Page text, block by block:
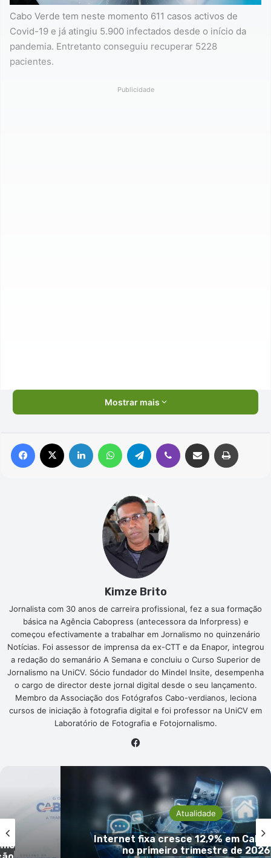
Cabo Verde tem neste momento 611 casos activos de
Covid-19 e já atingiu 5.900 infectados desde o início da
pandemia. Entretanto conseguiu recuperar 5228
pacientes.
Publicidade
Mostrar mais
Facebook Linkedin WhatsAppTelegram Viber Compartilhar via e-mail
Kimze Brito
Jornalista com 30 anos de carreira profissional, fez a sua formação
básica na Agência Cabopress (antecessora da Inforpress) e
começou efectivamente a trabalhar em Jornalismo no quinzenário
Notícias. Foi assessor de imprensa da ex-CTT e da Enapor, integrou
a redação do semanário A Semana e concluiu o Curso Superior de
Jornalismo na UniCV. Sócio fundador do Mindel Insite, desempenha
o cargo de director deste jornal digital desde o seu lançamento.
Membro da Associação dos Fotógrafos Cabo-verdianos, leciona
cursos de iniciação à fotografia digital e foi professor na UniCV em
Laboratório de Fotografia e Fotojornalismo.
Atualidade
INECV descarta acusações de
manipulção e reafirma